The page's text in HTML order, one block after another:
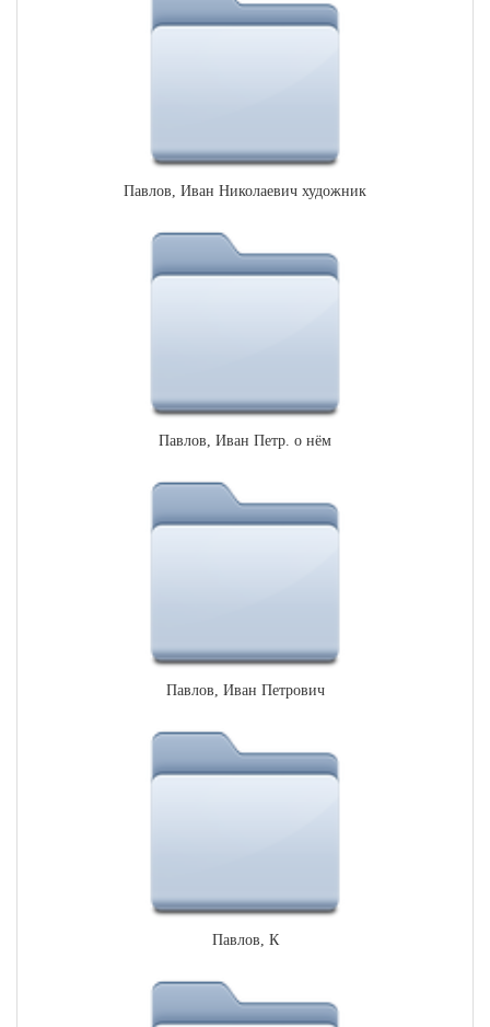
Павлов, Иван Николаевич художник
Павлов, Иван Петр. о нём
Павлов, Иван Петрович
Павлов, К